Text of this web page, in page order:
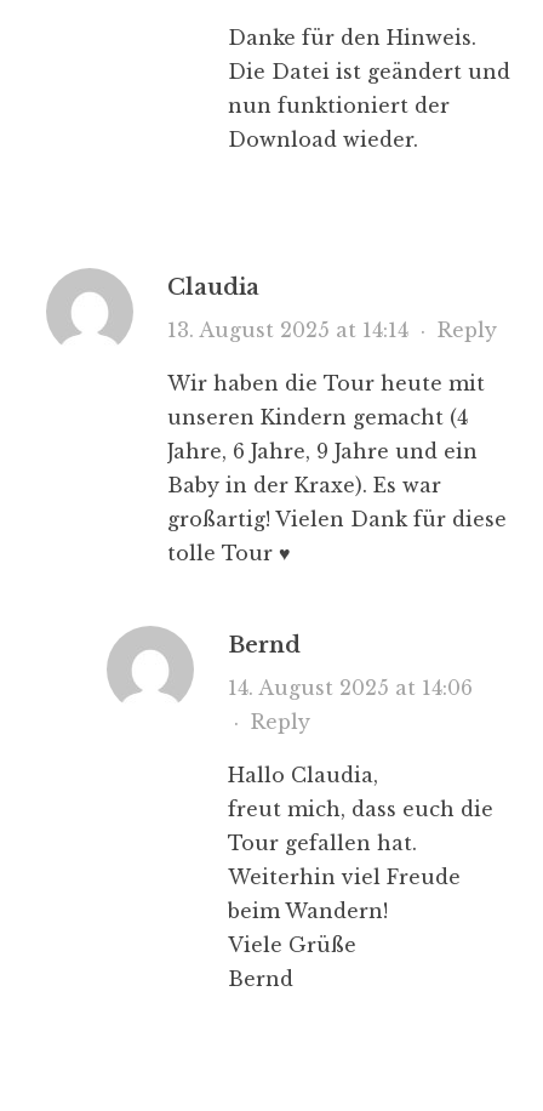
Danke für den Hinweis.
Die Datei ist geändert und
nun funktioniert der
Download wieder.
Claudia
13. August 2025 at 14:14· Reply
Wir haben die Tour heute mit
unseren Kindern gemacht (4
Jahre, 6 Jahre, 9 Jahre und ein
Baby in der Kraxe). Es war
großartig! Vielen Dank für diese
tolle Tour ♥️
Bernd
14. August 2025 at 14:06
· Reply
Hallo Claudia,
freut mich, dass euch die
Tour gefallen hat.
Weiterhin viel Freude
beim Wandern!
Viele Grüße
Bernd